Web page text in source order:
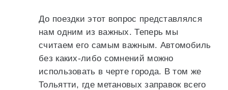
До поездки этот вопрос представлялся
нам одним из важных. Теперь мы
считаем его самым важным. Автомобиль
без каких-либо сомнений можно
использовать в черте города. В том же
Тольятти, где метановых заправок всего